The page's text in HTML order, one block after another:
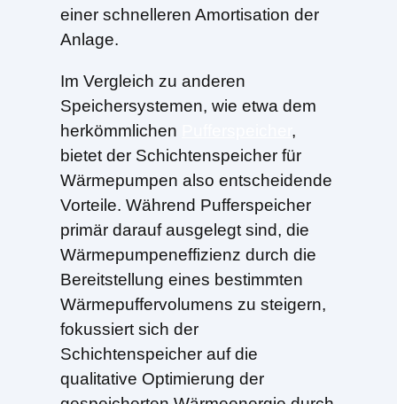
einer schnelleren Amortisation der
Anlage.
Im Vergleich zu anderen
Speichersystemen, wie etwa dem
herkömmlichen
,
bietet der Schichtenspeicher für
Wärmepumpen also entscheidende
Vorteile. Während Pufferspeicher
primär darauf ausgelegt sind, die
Wärmepumpeneffizienz durch die
Bereitstellung eines bestimmten
Wärmepuffervolumens zu steigern,
fokussiert sich der
Schichtenspeicher auf die
qualitative Optimierung der